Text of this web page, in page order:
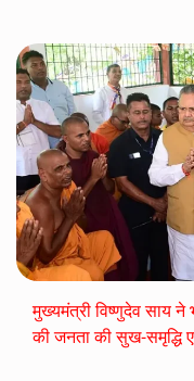
मुख्यमंत्री विष्णुदेव साय ने
की जनता की सुख-समृद्धि